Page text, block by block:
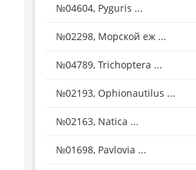
№04604, Pyguris ...
№02298, Морской еж ...
№04789, Trichoptera ...
№02193, Ophionautilus ...
№02163, Natica ...
№01698, Pavlovia ...